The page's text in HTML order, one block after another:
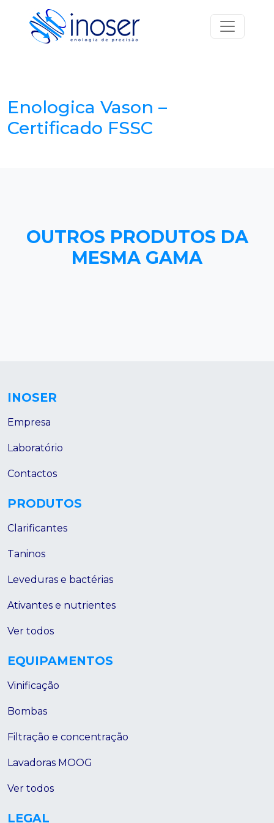
Saltar para o conteúdo
Navegação principal
Enologica Vason –
Certificado FSSC
OUTROS PRODUTOS DA
MESMA GAMA
INOSER
Empresa
Laboratório
Contactos
PRODUTOS
Clarificantes
Taninos
Leveduras e bactérias
Ativantes e nutrientes
Ver todos
EQUIPAMENTOS
Vinificação
Bombas
Filtração e concentração
Lavadoras MOOG
Ver todos
LEGAL